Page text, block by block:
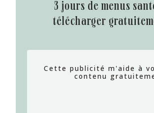
3 jours de menus santé à
télécharger